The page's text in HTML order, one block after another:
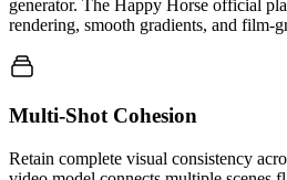
generator. The Happy Horse official
rendering, smooth gradients, and film-
Multi-Shot Cohesion
Retain complete visual consistency